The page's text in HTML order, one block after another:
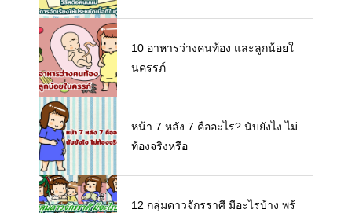
10 อาหารว่างคนท้อง และลูกน้อยใ
นครรภ์
หน้า 7 หลัง 7 คืออะไร? นับยังไง ไม่
ท้องจริงหรือ
12 กลุ่มดาวจักรราศี มีอะไรบ้าง พร้